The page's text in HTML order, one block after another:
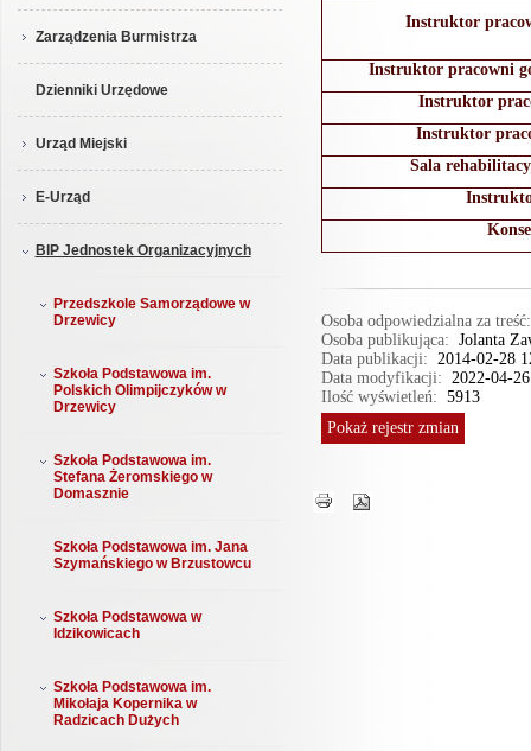
Zarządzenia Burmistrza
Dzienniki Urzędowe
Urząd Miejski
E-Urząd
BIP Jednostek Organizacyjnych
Przedszkole Samorządowe w
Drzewicy
Szkoła Podstawowa im.
Polskich Olimpijczyków w
Drzewicy
Szkoła Podstawowa im.
Stefana Żeromskiego w
Domasznie
Szkoła Podstawowa im. Jana
Szymańskiego w Brzustowcu
Szkoła Podstawowa w
Idzikowicach
Szkoła Podstawowa im.
Mikołaja Kopernika w
Radzicach Dużych
Instruktor
Instruktor pracowni
Instruktor
Instruktor
Sala
Osoba odpowiedzialna za
Osoba publikująca: Jolanta
Data publikacji: 2014-02-28
Data modyfikacji: 2022-04-
Ilość wyświetleń: 5913
Pokażrejestr zmian